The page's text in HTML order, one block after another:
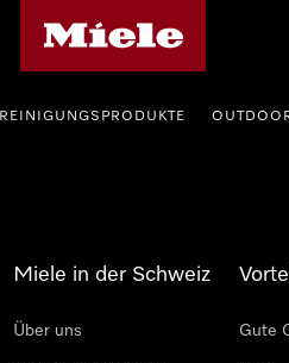
REINIGUNGSPRODUKTE
Miele in der Schweiz
Über uns Gute